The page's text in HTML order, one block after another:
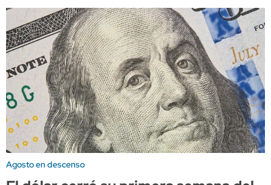
Agosto en descenso